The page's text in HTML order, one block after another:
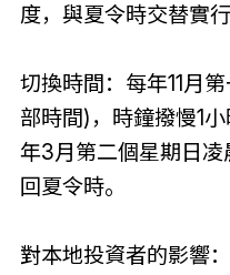
度，與夏令時交替實行
切換時間：每年11月
部時間)，時鐘撥慢1
年3月第二個星期日
回夏令時。
對本地投資者的影響